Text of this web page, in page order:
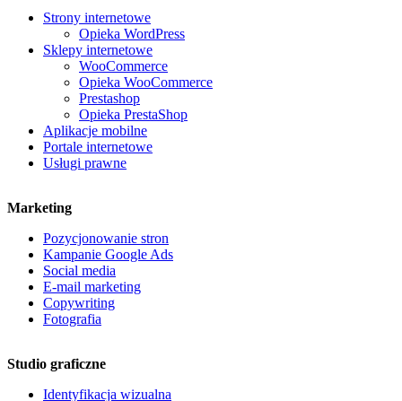
Strony internetowe
Opieka WordPress
Sklepy internetowe
WooCommerce
Opieka WooCommerce
Prestashop
Opieka PrestaShop
Aplikacje mobilne
Portale internetowe
Usługi prawne
Marketing
Pozycjonowanie stron
Kampanie Google Ads
Social media
E-mail marketing
Copywriting
Fotografia
Studio graficzne
Identyfikacja wizualna